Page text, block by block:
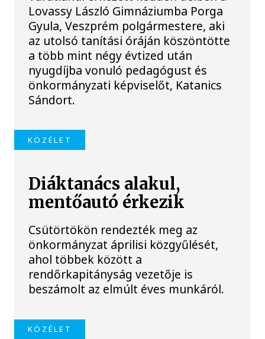
Lovassy László Gimnáziumba Porga
Gyula, Veszprém polgármestere, aki
az utolsó tanítási óráján köszöntötte
a több mint négy évtized után
nyugdíjba vonuló pedagógust és
önkormányzati képviselőt, Katanics
Sándort.
KÖZÉLET
Diáktanács alakul,
mentőautó érkezik
Csütörtökön rendezték meg az
önkormányzat áprilisi közgyűlését,
ahol többek között a
rendőrkapitányság vezetője is
beszámolt az elmúlt éves munkáról.
KÖZÉLET